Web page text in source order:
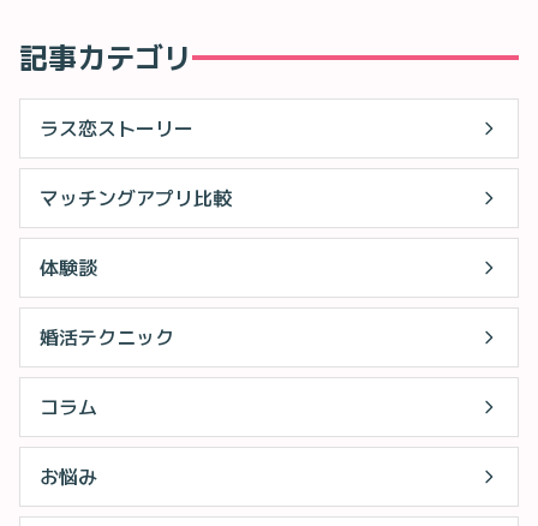
記事カテゴリ
ラス恋ストーリー
マッチングアプリ比較
体験談
婚活テクニック
コラム
お悩み